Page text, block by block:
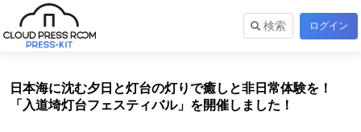
検索 ログイン
日本海に沈む夕日と灯台の灯りで癒しと非日常体験を！
「入道埼灯台フェスティバル」を開催しました！